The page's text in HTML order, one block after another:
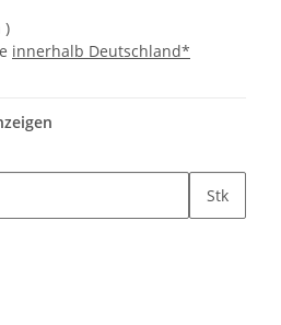
)
innerhalb Deutschland*
Stk